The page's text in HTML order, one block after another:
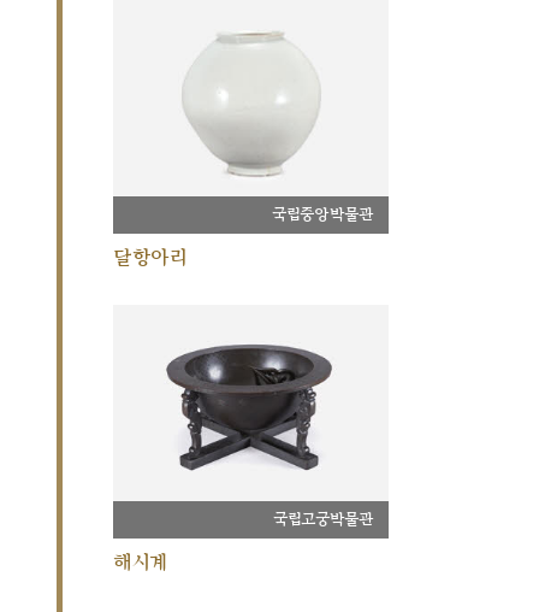
국립중앙박물관
달항아리
국립고궁박물관
해시계